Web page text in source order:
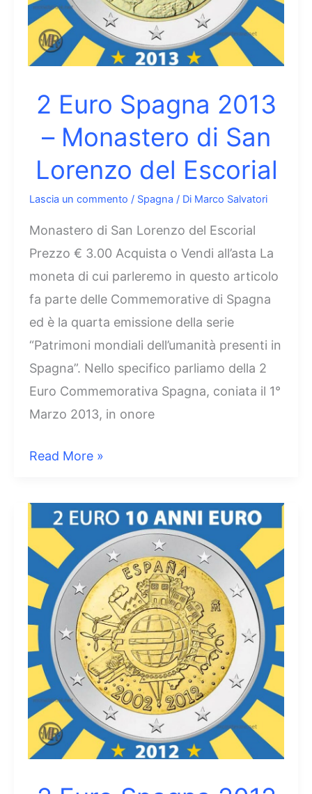
2 Euro Spagna 2013
– Monastero di San
Lorenzo del Escorial
Lascia un commento / Spagna / Di Marco Salvatori
Monastero di San Lorenzo del Escorial
Prezzo € 3.00 Acquista o Vendi all’asta La
moneta di cui parleremo in questo articolo
fa parte delle Commemorative di Spagna
ed è la quarta emissione della serie
“Patrimoni mondiali dell’umanità presenti in
Spagna”. Nello specifico parliamo della 2
Euro Commemorativa Spagna, coniata il 1°
Marzo 2013, in onore
2
Spagna
2013
–
Monastero
Lorenzo
del
Escorial
Read More »